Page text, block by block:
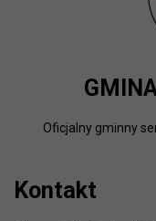
Oficjalny gminny
Kontakt